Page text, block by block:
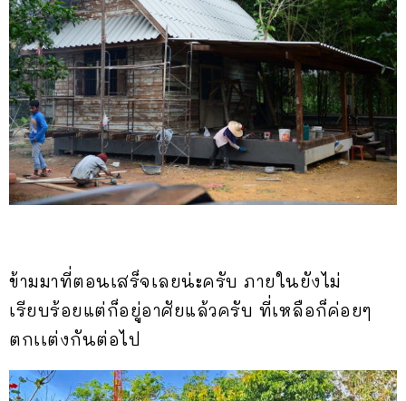
ข้ามมาที่ตอนเสร็จเลยน่ะครับ ภายในยังไม่
เรียบร้อยแต่ก็อยู่อาศัยแล้วครับ ที่เหลือก็ค่อยๆ
ตกเเต่งกันต่อไป